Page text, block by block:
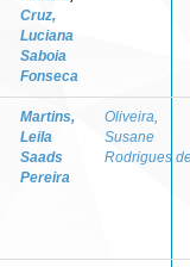
Cruz,
Luciana
Saboia
Fonseca
Martins,
Leila
Saads
Pereira
Oliveira,
Susane
Rodrigues